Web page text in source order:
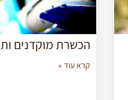
הכשרת מוקדנים
קרא עוד »